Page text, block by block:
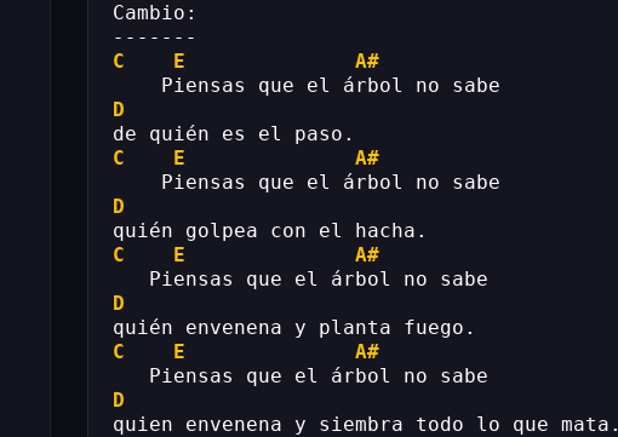
Cambio:
-------
C
E
A#
Piensas que el árbol no sabe
D
de quién es el paso.
C
E
A#
Piensas que el árbol no sabe
D
quién golpea con el hacha.
C
E
A#
Piensas que el árbol no sabe
D
quién envenena y planta fuego.
C
E
A#
Piensas que el árbol no sabe
D
quien envenena y siembra todo lo que mata.